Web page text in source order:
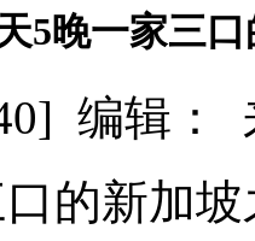
5晚一家三
编辑
的新加